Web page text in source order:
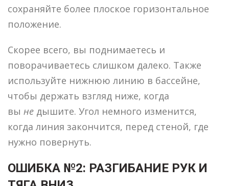
сохраняйте более плоское горизонтальное
положение.
Скорее всего, вы поднимаетесь и
поворачиваетесь слишком далеко. Также
используйте нижнюю линию в бассейне,
чтобы держать взгляд ниже, когда
вы не дышите. Угол немного изменится,
когда линия закончится, перед стеной, где
нужно повернуть.
ОШИБКА №2: РАЗГИБАНИЕ РУК И